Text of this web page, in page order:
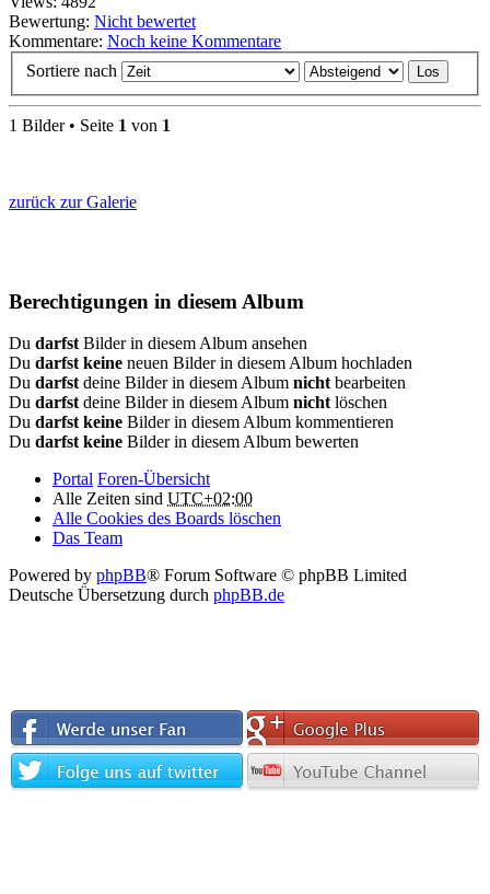
Bewertung: Nicht bewertet
Kommentare: Noch keine Kommentare
Sortiere nach
1 Bilder • Seite 1 von 1
zurück zur Galerie
Berechtigungen in diesem Album
Du darfst Bilder in diesem Album ansehen
Du darfst keine neuen Bilder in diesem Album hochladen
Du darfst deine Bilder in diesem Album nicht bearbeiten
Du darfst deine Bilder in diesem Album nicht löschen
Du darfst keine Bilder in diesem Album kommentieren
Du darfst keine Bilder in diesem Album bewerten
Portal Foren-Übersicht
Alle Zeiten sind UTC+02:00
Alle Cookies des Boards löschen
Das Team
Powered by phpBB® Forum Software © phpBB Limited
Deutsche Übersetzung durch phpBB.de